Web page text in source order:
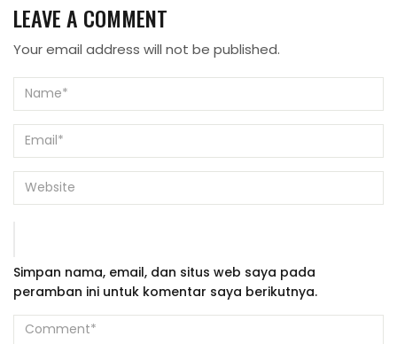
LEAVE A COMMENT
Your email address will not be published.
Simpan nama, email, dan situs web saya pada
peramban ini untuk komentar saya berikutnya.